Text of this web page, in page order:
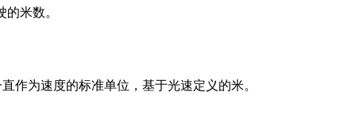
米数。
作为速度的标准单位，基于光速定义的米。